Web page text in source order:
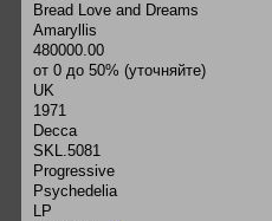
Bread Love and Dreams
Amaryllis
480000.00
от 0 до 50% (уточняйте)
UK
1971
Decca
SKL.5081
Progressive
Psychedelia
LP